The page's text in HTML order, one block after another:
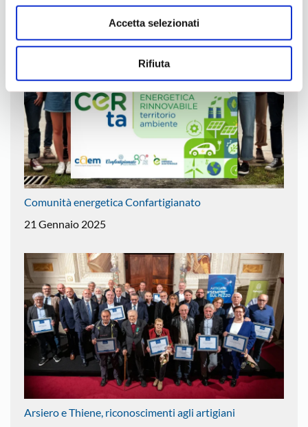
Accetta selezionati
Rifiuta
Comunità energetica Confartigianato
21 Gennaio 2025
Arsiero e Thiene, riconoscimenti agli artigiani